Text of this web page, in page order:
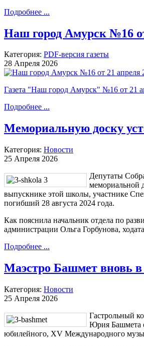
Подробнее ...
Наш город Амурск №16
Категория: PDF-версия газеты
28 Апреля 2026
Газета "Наш город Амурск" №16 от 21
Подробнее ...
Мемориальную доску
Категория: Новости
25 Апреля 2026
Депутаты
мемориальной
выпускнике этой школы, участнике
погибший 28 августа 2024 года.
Как пояснила начальник отдела по
администрации Ольга Горбунова,
Подробнее ...
Маэстро Башмет вновь
Категория: Новости
25 Апреля 2026
Гастрольный
Юрия Башмета
юбилейного, XV Международного